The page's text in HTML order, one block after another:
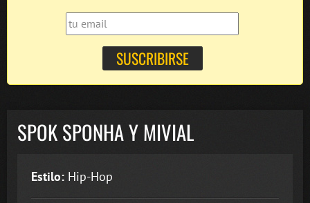
SPOK SPONHA Y MIVIAL
Estilo: Hip-Hop